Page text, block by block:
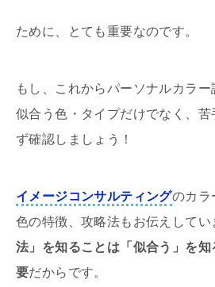
ために、とても重要なのです。
もし、これからパーソナルカラー
似合う色・タイプだけでなく、
ず確認しましょう！
イメージコンサルティングのカラ
色の特徴、攻略法もお伝えしてい
法」を知ることは「似合う」を
要だからです。